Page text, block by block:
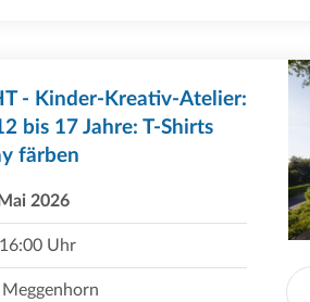
- Kinder-Kreativ-Atelier:
bis 17 Jahre: T-Shirts
färben
2026
Uhr